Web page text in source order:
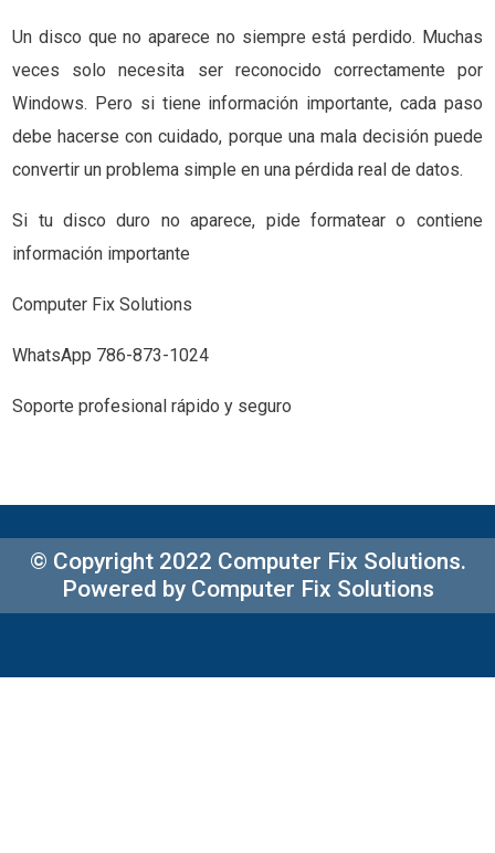
Un disco que no aparece no siempre está perdido. Muchas
veces solo necesita ser reconocido correctamente por
Windows. Pero si tiene información importante, cada paso
debe hacerse con cuidado, porque una mala decisión puede
convertir un problema simple en una pérdida real de datos.
Si tu disco duro no aparece, pide formatear o contiene
información importante
Computer Fix Solutions
WhatsApp 786-873-1024
Soporte profesional rápido y seguro
© Copyright 2022 Computer Fix Solutions.
Powered by Computer Fix Solutions